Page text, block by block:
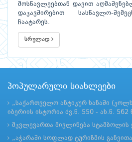
მოსწავლეებთან დავით
დაკავშირებით სასწავლო-
ჩაატარეს.
სრულად
პოპულარული სიახლეები
„საქართველო ანტიკურ ხანაში
იბერიის ისტორია ძვ.წ. 550 - ახ.წ. 562
მკვლევართა მივლინება სტამბოლის
„აჭარაში სოფლად ტურიზმის